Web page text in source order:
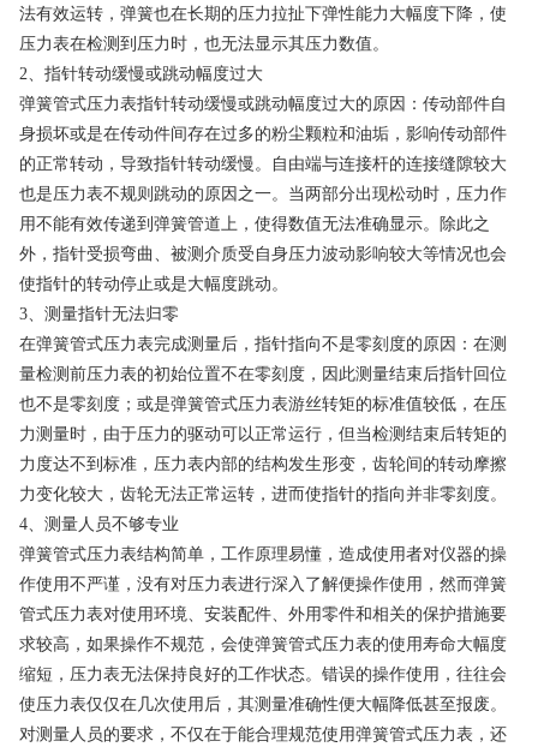
法有效运转，弹簧也在长期的压力拉扯下弹性能力大幅度下降，使
压力表在检测到压力时，也无法显示其压力数值。
2、指针转动缓慢或跳动幅度过大
弹簧管式压力表指针转动缓慢或跳动幅度过大的原因：传动部件自
身损坏或是在传动件间存在过多的粉尘颗粒和油垢，影响传动部件
的正常转动，导致指针转动缓慢。自由端与连接杆的连接缝隙较大
也是压力表不规则跳动的原因之一。当两部分出现松动时，压力作
用不能有效传递到弹簧管道上，使得数值无法准确显示。除此之
外，指针受损弯曲、被测介质受自身压力波动影响较大等情况也会
使指针的转动停止或是大幅度跳动。
3、测量指针无法归零
在弹簧管式压力表完成测量后，指针指向不是零刻度的原因：在测
量检测前压力表的初始位置不在零刻度，因此测量结束后指针回位
也不是零刻度；或是弹簧管式压力表游丝转矩的标准值较低，在压
力测量时，由于压力的驱动可以正常运行，但当检测结束后转矩的
力度达不到标准，压力表内部的结构发生形变，齿轮间的转动摩擦
力变化较大，齿轮无法正常运转，进而使指针的指向并非零刻度。
4、测量人员不够专业
弹簧管式压力表结构简单，工作原理易懂，造成使用者对仪器的操
作使用不严谨，没有对压力表进行深入了解便操作使用，然而弹簧
管式压力表对使用环境、安装配件、外用零件和相关的保护措施要
求较高，如果操作不规范，会使弹簧管式压力表的使用寿命大幅度
缩短，压力表无法保持良好的工作状态。错误的操作使用，往往会
使压力表仅仅在几次使用后，其测量准确性便大幅降低甚至报废。
对测量人员的要求，不仅在于能合理规范使用弹簧管式压力表，还